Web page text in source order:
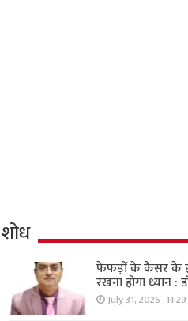
शोध
फेफड़ों के कैंसर के
रखना होगा ध्यान :
July 31, 2026-